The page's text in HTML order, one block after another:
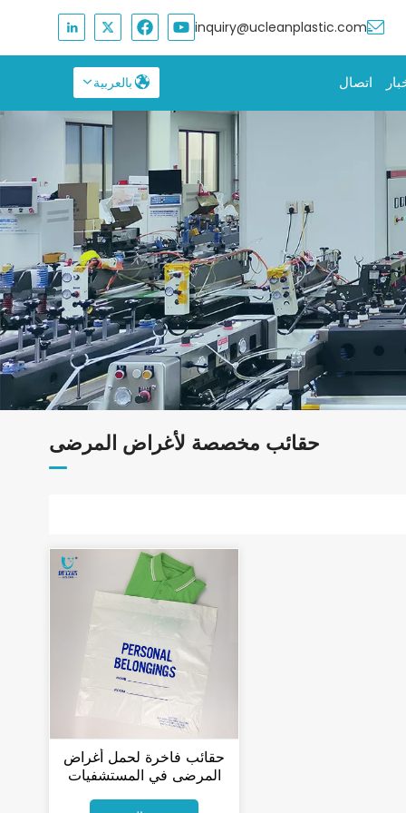
inquiry@ucleanplastic.com
اتصال بالعربية
Français
Русский
Español
بالعربية
حقائب مخصصة لأغراض المرضى
حقائب فاخرة لحمل أغراض
المرضى في المستشفيات
مزودة برباط